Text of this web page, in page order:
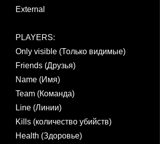
External
PLAYERS:
Only visible (Только видимые)
Friends (Друзья)
Name (Имя)
Team (Команда)
Line (Линии)
Kills (количество убийств)
Health (Здоровье)